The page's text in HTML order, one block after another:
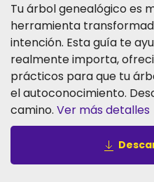
Tu árbol genealógico es
herramienta
intención. Esta guía te
realmente importa,
prácticos para que tu
el autoconocimiento.
camino. Ver más detalles